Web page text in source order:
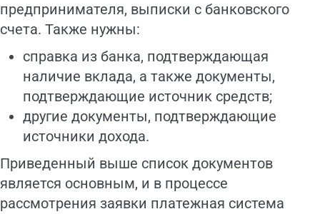
предпринимателя, выписки с банковского
счета. Также нужны:
справка из банка, подтверждающая
наличие вклада, а также документы,
подтверждающие источник средств;
другие документы, подтверждающие
источники дохода.
Приведенный выше список документов
является основным, и в процессе
рассмотрения заявки платежная система